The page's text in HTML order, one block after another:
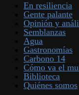
En resiliencia
Gente palante
Opinión y
Semblanzas
Agua
Gastronomías
Carbono 14
Cómo va el
Biblioteca
Quiénes somos